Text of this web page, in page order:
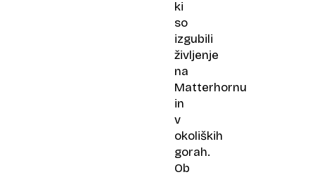
ki
so
izgubili
življenje
na
Matterhornu
in
v
okoliških
gorah.
Ob